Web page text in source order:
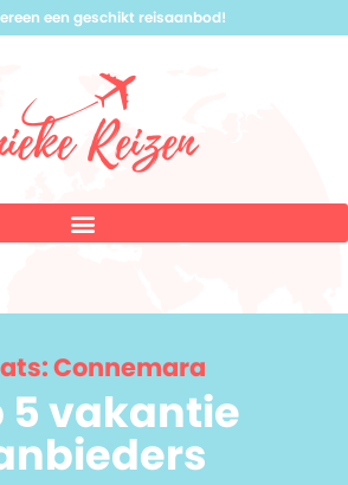
een geschikt reisaanbod!
Connemara
5 vakantie